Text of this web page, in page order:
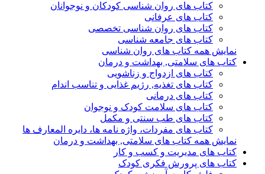
کتاب های روان شناسی کودکان و نوجوانان
کتاب های عرفانی
کتاب های روان شناسی تخصصی
کتاب های جامعه شناسی
نمایش همه کتاب های روان شناسی
کتاب های سلامتی, بهداشت و درمان
کتاب های ازدواج و زناشویی
کتاب های تغذیه, رژیم غذایی و تناسب اندام
کتاب های درمانی
کتاب های سلامت کودک و نوجوان
کتاب های طب سنتی و مکمل
کتاب های مفردات، واژه نامه ها، دایره المعارف ها
نمایش همه کتاب های سلامتی, بهداشت و درمان
کتاب های مدیریت و کسب و کار
کتاب های پرورش فکری کودک